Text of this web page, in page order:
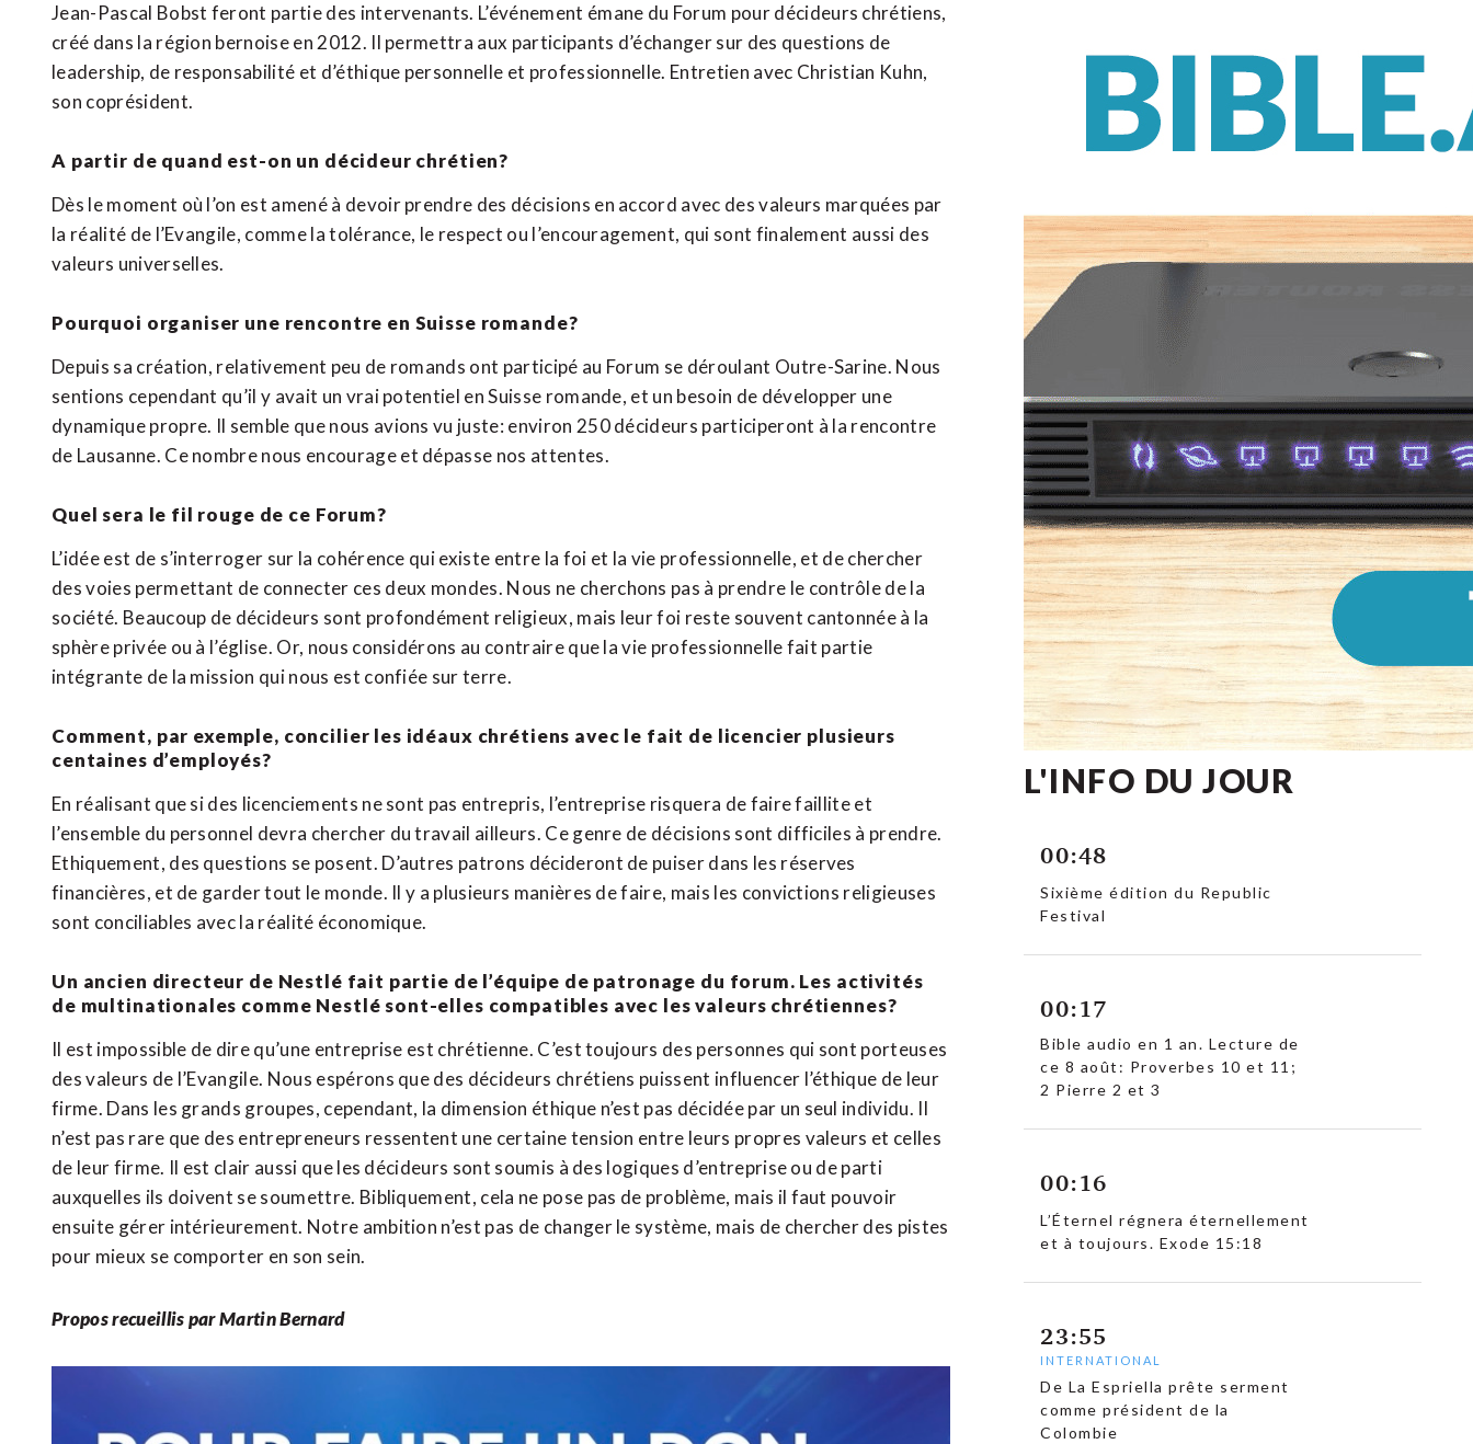
Jean-Pascal Bobst feront partie des intervenants. L’événement émane du Forum pour décideurs chrétiens,
créé dans la région bernoise en 2012. Il permettra aux participants d’échanger sur des questions de
leadership, de responsabilité et d’éthique personnelle et professionnelle. Entretien avec Christian Kuhn,
son coprésident.
A partir de quand est-on un décideur chrétien?
Dès le moment où l’on est amené à devoir prendre des décisions en accord avec des valeurs marquées par
la réalité de l’Evangile, comme la tolérance, le respect ou l’encouragement, qui sont finalement aussi des
valeurs universelles.
Pourquoi organiser une rencontre en Suisse romande?
Depuis sa création, relativement peu de romands ont participé au Forum se déroulant Outre-Sarine. Nous
sentions cependant qu’il y avait un vrai potentiel en Suisse romande, et un besoin de développer une
dynamique propre. Il semble que nous avions vu juste: environ 250 décideurs participeront à la rencontre
de Lausanne. Ce nombre nous encourage et dépasse nos attentes.
Quel sera le fil rouge de ce Forum?
L’idée est de s’interroger sur la cohérence qui existe entre la foi et la vie professionnelle, et de chercher
des voies permettant de connecter ces deux mondes. Nous ne cherchons pas à prendre le contrôle de la
société. Beaucoup de décideurs sont profondément religieux, mais leur foi reste souvent cantonnée à la
sphère privée ou à l’église. Or, nous considérons au contraire que la vie professionnelle fait partie
intégrante de la mission qui nous est confiée sur terre.
Comment, par exemple, concilier les idéaux chrétiens avec le fait de licencier plusieurs
centaines d’employés?
En réalisant que si des licenciements ne sont pas entrepris, l’entreprise risquera de faire faillite et
l’ensemble du personnel devra chercher du travail ailleurs. Ce genre de décisions sont difficiles à prendre.
Ethiquement, des questions se posent. D’autres patrons décideront de puiser dans les réserves
financières, et de garder tout le monde. Il y a plusieurs manières de faire, mais les convictions religieuses
sont conciliables avec la réalité économique.
Un ancien directeur de Nestlé fait partie de l’équipe de patronage du forum. Les activités
de multinationales comme Nestlé sont-elles compatibles avec les valeurs chrétiennes?
Il est impossible de dire qu’une entreprise est chrétienne. C’est toujours des personnes qui sont porteuses
des valeurs de l’Evangile. Nous espérons que des décideurs chrétiens puissent influencer l’éthique de leur
firme. Dans les grands groupes, cependant, la dimension éthique n’est pas décidée par un seul individu. Il
n’est pas rare que des entrepreneurs ressentent une certaine tension entre leurs propres valeurs et celles
de leur firme. Il est clair aussi que les décideurs sont soumis à des logiques d’entreprise ou de parti
auxquelles ils doivent se soumettre. Bibliquement, cela ne pose pas de problème, mais il faut pouvoir
ensuite gérer intérieurement. Notre ambition n’est pas de changer le système, mais de chercher des pistes
pour mieux se comporter en son sein.
Propos recueillis par Martin Bernard
L'INFO DU JOUR
00:48
Sixième édition du Republic
Festival
00:17
Bible audio en 1 an. Lecture de
ce 8 août: Proverbes 10 et 11;
2 Pierre 2 et 3
00:16
L’Éternel régnera éternellement
et à toujours. Exode 15:18
23:55
INTERNATIONAL
De La Espriella prête serment
comme président de la
Colombie